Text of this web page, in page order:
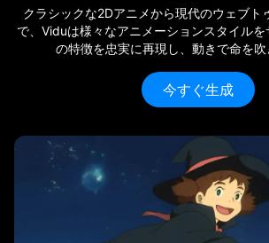
クラシックな2Dアニメから現代のウェブト
で、Viduは様々なアニメーションスタイル
の特徴を忠実に再現し、動きで命を吹
今すぐ生成